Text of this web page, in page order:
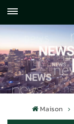
059122071372
Maison